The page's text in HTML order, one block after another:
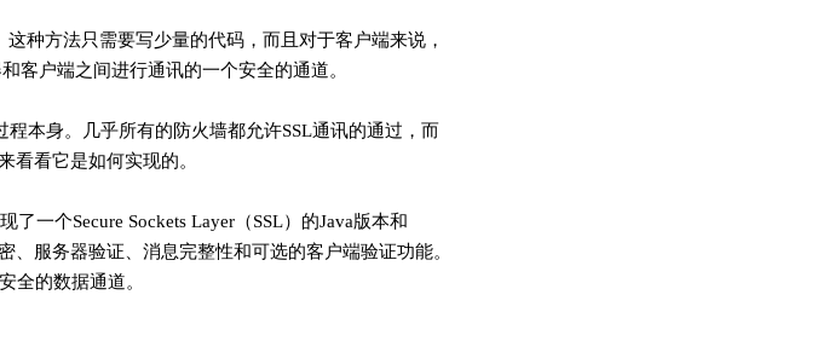
种方法只需要写少量的代码，而且对于客户端来说，
客户端之间进行通讯的一个安全的通道。
本身。几乎所有的防火墙都允许SSL通讯的通过，而
看看它是如何实现的。
了一个Secure Sockets Layer（SSL）的Java版本和
、服务器验证、消息完整性和可选的客户端验证功能。
全的数据通道。